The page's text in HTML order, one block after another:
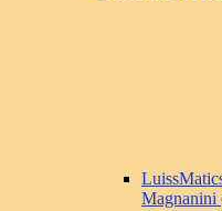
Magnanini